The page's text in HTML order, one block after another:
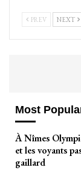
PREV NEXT
Most
À Nîmes
et les voyants
gaillard